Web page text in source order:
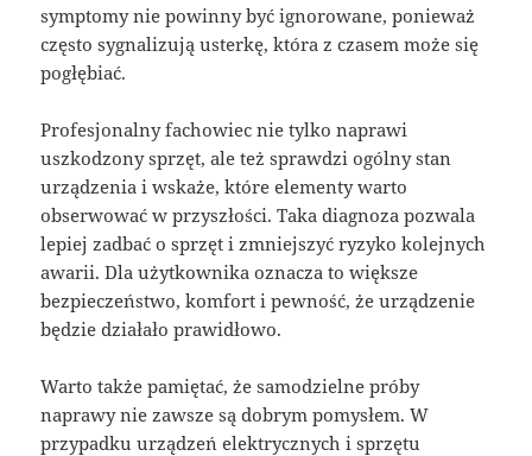
symptomy nie powinny być ignorowane, ponieważ
często sygnalizują usterkę, która z czasem może się
pogłębiać.
Profesjonalny fachowiec nie tylko naprawi
uszkodzony sprzęt, ale też sprawdzi ogólny stan
urządzenia i wskaże, które elementy warto
obserwować w przyszłości. Taka diagnoza pozwala
lepiej zadbać o sprzęt i zmniejszyć ryzyko kolejnych
awarii. Dla użytkownika oznacza to większe
bezpieczeństwo, komfort i pewność, że urządzenie
będzie działało prawidłowo.
Warto także pamiętać, że samodzielne próby
naprawy nie zawsze są dobrym pomysłem. W
przypadku urządzeń elektrycznych i sprzętu